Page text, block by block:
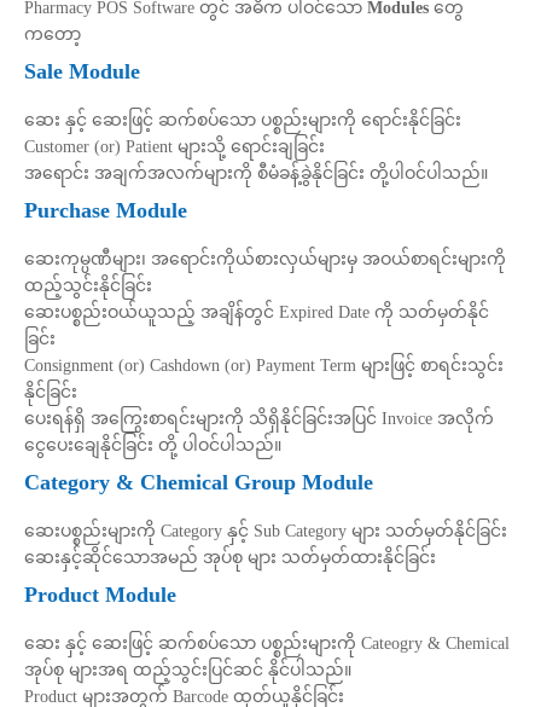
Pharmacy POS Software တွင် အဓိက ပါဝင်သော Modules တွေ
ကတော့
Sale Module
ဆေး နှင့် ဆေးဖြင့် ဆက်စပ်သော ပစ္စည်းများကို ရောင်းနိုင်ခြင်း
Customer (or) Patient များသို့ ရောင်းချခြင်း
အရောင်း အချက်အလက်များကို စီမံခန့်ခွဲနိုင်ခြင်း တို့ပါဝင်ပါသည်။
Purchase Module
ဆေးကုမ္ပဏီများ၊ အရောင်းကိုယ်စားလှယ်များမှ အဝယ်စာရင်းများကို
ထည့်သွင်းနိုင်ခြင်း
ဆေးပစ္စည်းဝယ်ယူသည့် အချိန်တွင် Expired Date ကို သတ်မှတ်နိုင်
ခြင်း
Consignment (or) Cashdown (or) Payment Term များဖြင့် စာရင်းသွင်း
နိုင်ခြင်း
ပေးရန်ရှိ အကြွေးစာရင်းများကို သိရှိနိုင်ခြင်းအပြင် Invoice အလိုက်
ငွေပေးချေနိုင်ခြင်း တို့ ပါဝင်ပါသည်။
Category & Chemical Group Module
ဆေးပစ္စည်းများကို Category နှင့် Sub Category များ သတ်မှတ်နိုင်ခြင်း
ဆေးနှင့်ဆိုင်သောအမည် အုပ်စု များ သတ်မှတ်ထားနိုင်ခြင်း
Product Module
ဆေး နှင့် ဆေးဖြင့် ဆက်စပ်သော ပစ္စည်းများကို Cateogry & Chemical
အုပ်စု များအရ ထည့်သွင်းပြင်ဆင် နိုင်ပါသည်။
Product များအတွက် Barcode ထုတ်ယူနိုင်ခြင်း